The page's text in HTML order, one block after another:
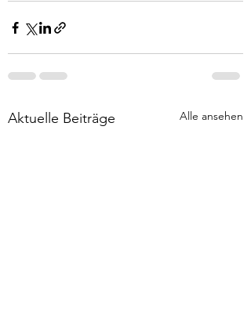
Aktuelle Beiträge Alle ansehen